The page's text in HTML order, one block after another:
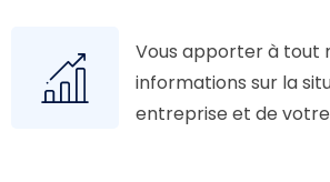
Vous apporter à tout
informations sur la
entreprise et de